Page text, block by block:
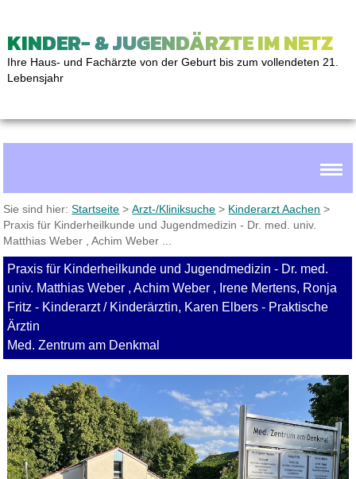
KINDER- & JUGENDÄRZTE IM NETZ
Ihre Haus- und Fachärzte von der Geburt bis zum vollendeten 21.
Lebensjahr
Sie sind hier:Startseite >Arzt-/Kliniksuche > Kinderarzt Aachen >
Praxis für Kinderheilkunde und Jugendmedizin - Dr. med. univ.
Matthias Weber , Achim Weber ...
Praxis für Kinderheilkunde und Jugendmedizin - Dr. med.
univ. Matthias Weber , Achim Weber , Irene Mertens, Ronja
Fritz - Kinderarzt / Kinderärztin, Karen Elbers - Praktische
Ärztin
Med. Zentrum am Denkmal